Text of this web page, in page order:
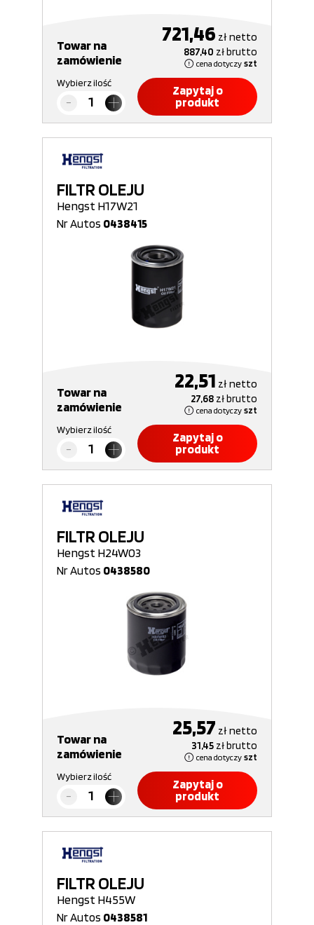
Towar na
zamówienie
721,46 złnetto
887,40 złbrutto
cena dotyczy szt
Wybierz ilość
Zapytaj o
produkt
FILTR OLEJU
Hengst H17W21
Nr Autos 0438415
Towar na
zamówienie
22,51 złnetto
27,68 złbrutto
cena dotyczy szt
Wybierz ilość
Zapytaj o
produkt
FILTR OLEJU
Hengst H24W03
Nr Autos 0438580
Towar na
zamówienie
25,57 złnetto
31,45 złbrutto
cena dotyczy szt
Wybierz ilość
Zapytaj o
produkt
FILTR OLEJU
Hengst H455W
Nr Autos 0438581